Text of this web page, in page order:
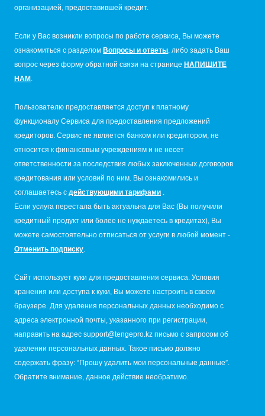
организацией, предоставившей кредит.
Если у Вас возникли вопросы по работе сервиса, Вы можете
ознакомиться с разделом Вопросы и ответы , либо задать Ваш
вопрос через форму обратной связи на странице НАПИШИТЕ
НАМ
Пользователю предоставляется доступ к платному
функционалу Сервиса для предоставления предложений
кредиторов. Сервис не является банком или кредитором, не
относится к финансовым учреждениям и не несет
ответственности за последствия любых заключенных договоров
кредитования или условий по ним. Вы ознакомились и
соглашаетесь с действующими тарифами
Если услуга перестала быть актуальна для Вас (Вы получили
кредитный продукт или более не нуждаетесь в кредитах), Вы
можете самостоятельно отписаться от услуги в любой момент -
Отменить подписку
Сайт использует куки для предоставления сервиса. Условия
хранения или доступа к куки, Вы можете настроить в своем
браузере. Для удаления персональных данных необходимо с
адреса электронной почты, указанного при регистрации,
направить на адрес support@tengepro.kz письмо с запросом об
удалении персональных данных. Такое письмо должно
содержать фразу: “Прошу удалить мои персональные данные”.
Обратите внимание, данное действие необратимо.